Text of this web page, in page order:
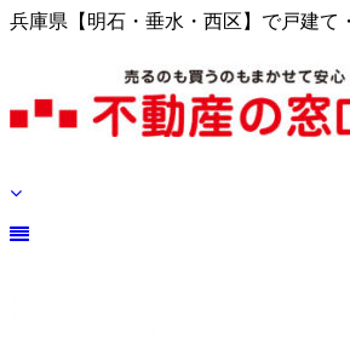
兵庫県【明石・垂水・西区】で戸建て